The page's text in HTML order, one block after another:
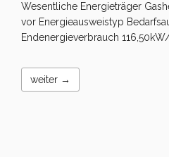
Wesentliche Energieträger
vor Energieausweistyp
Endenergieverbrauch
weiter →